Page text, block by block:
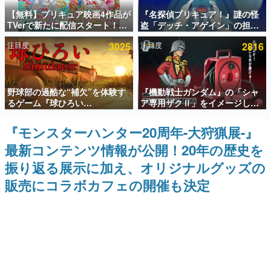
アプリセール情報
インタビュー
連載・特集一覧
殿堂入り記事
SNS拡散数が数千以上！ ページビュー数万以上！ などな
ど。多くの人々に読まれた、電ファミ渾身の“殿堂入り”記
事をまとめました。
ゲームの企画書
名作ゲームクリエイターの方々に製作時のエピソードをお
聞きし、ヒットする企画（ゲーム）とは何か？を探ってい
きます。
赫本
この物語を解いてはいけない。『赫本』は、〈試験問題〉
【無料】プリキュア映画4作品が
TVerで新たに配信スタート！な
んと2018年～2024年の映画ほぼ
すべてが見放題に、ぶっちゃけ
ありえないラインナップ
『名探偵プリキュア！』謎の怪
盗「デッチ・アゲイン」の担当
キャストは天﨑滉平さんと判
明。『Re:ゼロから始める異世
界生活』オットー役、『ヒプノ
シスマイク』山田三郎役など
注目度 3025
野球部の過酷な“補欠”を体験す
るゲーム『球ひろい
Simulator』が「1件」のウィッ
シュリストをもとにチェコ語に
対応しSNSで話題に。『キング
ダム・カム』開発元やチェコの
プロ野球選手から称賛の声
注目度 2816
『機動戦士ガンダム』の「シャ
ア専用ザクⅡ」をイメージした
散水ホースリールが予約開始。
本体にはシャアのパーソナルマ
ークやジオン公国軍のエンブレ
ム、型式番号などを配置
『モンスターハンター20周年-大狩猟展-』
最新コンテンツ情報が公開！20年の歴史を
振り返る展示に加え、オリジナルグッズの
販売にコラボカフェの開催も決定